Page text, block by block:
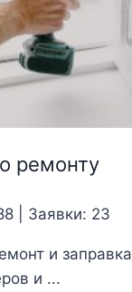
ремонту
| Заявки: 23
и заправка
и ...